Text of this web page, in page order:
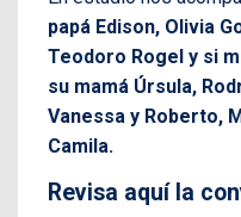
papá Edison, Olivia
Teodoro Rogel y si
su mamá Úrsula,
Vanessa y Roberto,
Camila.
Revisa aquí la